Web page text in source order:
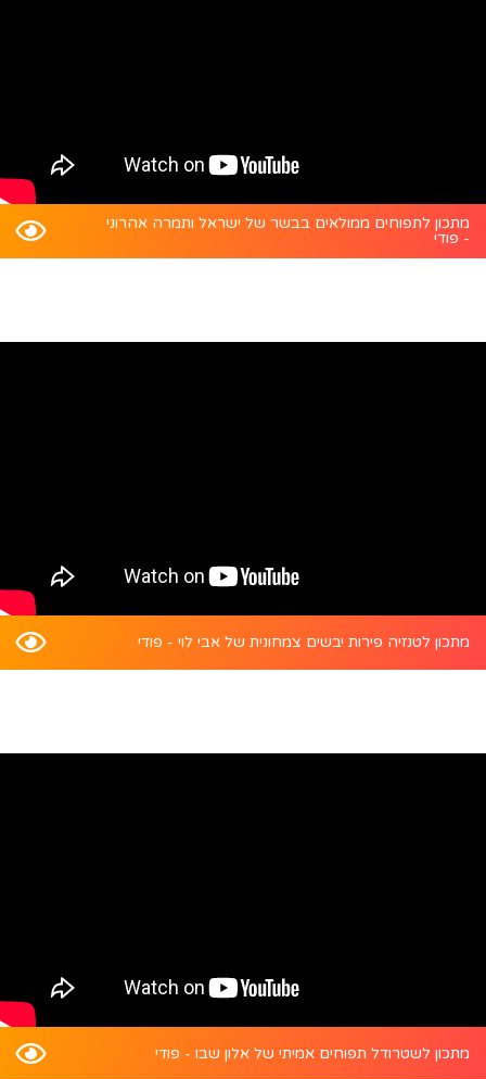
מתכון לתפוחים ממולאים בבשר של ישראל ותמרה אהרוני
- פודי
מתכון לטנזיה פירות יבשים צמחונית של אבי לוי - פודי
מתכון לשטרודל תפוחים אמיתי של אלון שבו - פודי